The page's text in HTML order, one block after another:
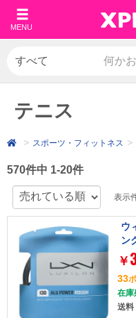
MENU
テニス
スポーツ・フィットネス
570件中 1-20件
表示
ウ
ン
シ
￥
33
在庫
送料